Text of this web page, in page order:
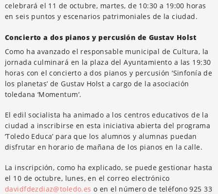
celebrará el 11 de octubre, martes, de 10:30 a 19:00 horas
en seis puntos y escenarios patrimoniales de la ciudad.
Concierto a dos pianos y percusión de Gustav Holst
Como ha avanzado el responsable municipal de Cultura, la
jornada culminará en la plaza del Ayuntamiento a las 19:30
horas con el concierto a dos pianos y percusión ‘Sinfonía de
los planetas’ de Gustav Holst a cargo de la asociación
toledana ‘Momentum’.
El edil socialista ha animado a los centros educativos de la
ciudad a inscribirse en esta iniciativa abierta del programa
‘Toledo Educa’ para que los alumnos y alumnas puedan
disfrutar en horario de mañana de los pianos en la calle.
La inscripción, como ha explicado, se puede gestionar hasta
el 10 de octubre, lunes, en el correo electrónico
davidfdezdiaz@toledo.es o en el número de teléfono 925 33